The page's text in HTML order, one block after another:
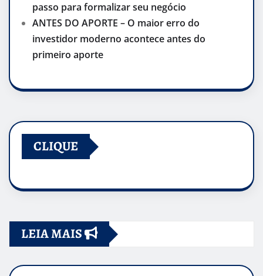
passo para formalizar seu negócio
ANTES DO APORTE – O maior erro do
investidor moderno acontece antes do
primeiro aporte
CLIQUE
LEIA MAIS